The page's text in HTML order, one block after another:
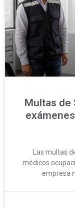
Multas de
Las multas
médicos
empresa